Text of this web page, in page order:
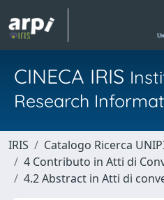
CINECA IRIS
Research
IRIS
Catalogo Ricerca
4 Contributo in Atti di
4.2 Abstract in Atti di